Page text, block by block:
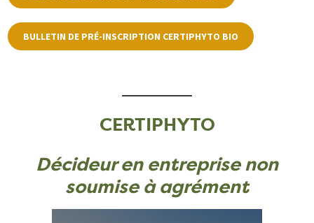
BULLETIN DE PRÉ-INSCRIPTION CERTIPHYTO BIO
CERTIPHYTO
Décideur en entreprise non
soumise à agrément